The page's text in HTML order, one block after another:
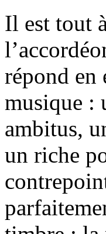
Il est tout
répond en
musique :
ambitus,
un riche